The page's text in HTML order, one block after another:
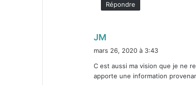
Répondre
JM
:
mars 26, 2020 à 3:43
C est aus­si ma vision que je ne
apporte une infor­ma­tion